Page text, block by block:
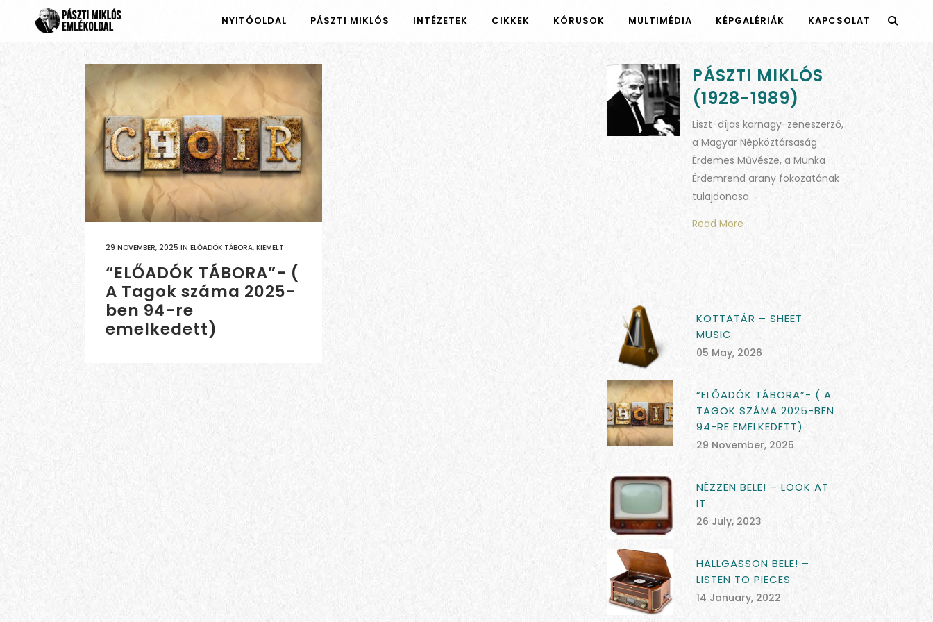
NYITÓOLDAL PÁSZTI MIKLÓS INTÉZETEK CIKKEK KÓRUSOK MULTIMÉDIA KÉPGALÉRIÁK KAPCSOLAT
29 NOVEMBER, 2025 IN ELŐADÓK TÁBORA, KIEMELT
“ELŐADÓK TÁBORA”- (
A Tagok száma 2025-
ben 94-re
emelkedett)
PÁSZTI MIKLÓS
(1928-1989)
Liszt-díjas karnagy-zeneszerző,
a Magyar Népköztársaság
Érdemes Művésze, a Munka
Érdemrend arany fokozatának
tulajdonosa.
Read More
KOTTATÁR – SHEET
MUSIC
05 May, 2026
“ELŐADÓK TÁBORA”- ( A
TAGOK SZÁMA 2025-BEN
94-RE EMELKEDETT)
29 November, 2025
NÉZZEN BELE! – LOOK AT
IT
26 July, 2023
HALLGASSON BELE! –
LISTEN TO PIECES
14 January, 2022